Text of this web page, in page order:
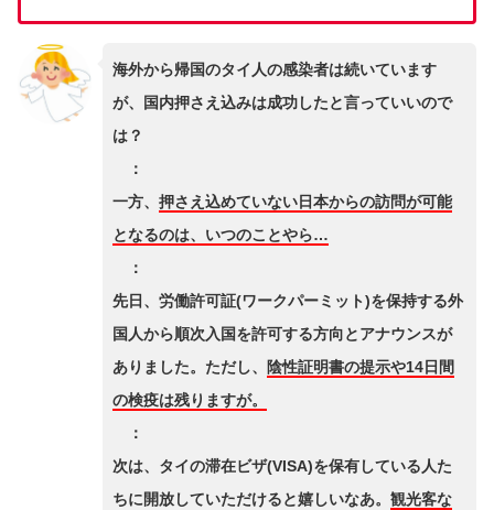
海外から帰国のタイ人の感染者は続いています
が、国内押さえ込みは成功したと言っていいので
は？
：
一方、 押さえ込めていない日本からの訪問が可能
となるのは、いつのことやら…
：
先日、労働許可証(ワークパーミット)を保持する外
国人から順次入国を許可する方向とアナウンスが
ありました。ただし、
陰性証明書の提示や14日間
の検疫は残りますが。
：
次は、タイの滞在ビザ(VISA)を保有している人た
ちに開放していただけると嬉しいなあ。 観光客な